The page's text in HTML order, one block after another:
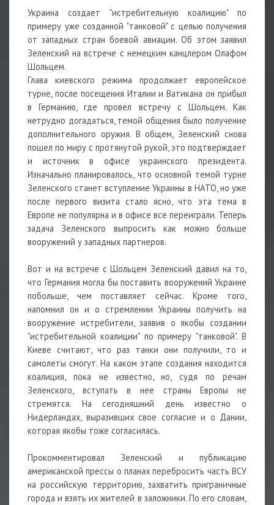
Украина создает "истребительную коалицию" по
примеру уже созданной "танковой" с целью получения
от западных стран боевой авиации. Об этом заявил
Зеленский на встрече с немецким канцлером Олафом
Шольцем.
Глава киевского режима продолжает европейское
турне, после посещения Италии и Ватикана он прибыл
в Германию, где провел встречу с Шольцем. Как
нетрудно догадаться, темой общения было получение
дополнительного оружия. В общем, Зеленский снова
пошел по миру с протянутой рукой, это подтверждает
и источник в офисе украинского президента.
Изначально планировалось, что основной темой турне
Зеленского станет вступление Украины в НАТО, но уже
после первого визита стало ясно, что эта тема в
Европе не популярна и в офисе все переиграли. Теперь
задача Зеленского выпросить как можно больше
вооружений у западных партнеров.
Вот и на встрече с Шольцем Зеленский давил на то,
что Германия могла бы поставить вооружений Украине
побольше, чем поставляет сейчас. Кроме того,
напомнил он и о стремлении Украины получить на
вооружение истребители, заявив о якобы создании
"истребительной коалиции" по примеру "танковой". В
Киеве считают, что раз танки они получили, то и
самолеты смогут. На каком этапе создания находится
коалиция, пока не известно, но, судя по речам
Зеленского, вступать в нее страны Европы не
стремятся. На сегодняшний день известно о
Нидерландах, выразивших свое согласие и о Дании,
которая якобы тоже согласилась.
Прокомментировал Зеленский и публикацию
американской прессы о планах перебросить часть ВСУ
на российскую территорию, захватить приграничные
города и взять их жителей в заложники. По его словам,